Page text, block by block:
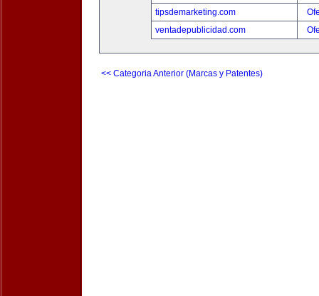
tipsdemarketing.com
ventadepublicidad.com
<< Categoria Anterior (Marcas y Patentes)